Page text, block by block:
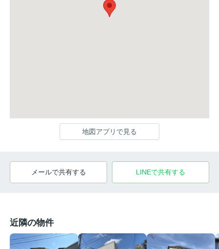
地図アプリで見る
メールで共有する LINEで共有する
近隣の物件